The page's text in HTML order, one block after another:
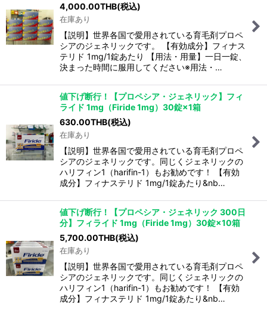
4,000.00THB(税込)
在庫あり
【説明】世界各国で愛用されている育毛剤プロペ
シアのジェネリックです。 【有効成分】フィナス
テリド 1mg/1錠あたり 【用法・用量】一日一錠、
決まった時間に服用してください※用法・…
値下げ断行！【プロペシア・ジェネリック】フィ
ライド 1mg（Firide 1mg）30錠×1箱
630.00THB(税込)
在庫あり
【説明】世界各国で愛用されている育毛剤プロペ
シアのジェネリックです。同じくジェネリックの
ハリフィン1（harifin-1）もお勧めです！ 【有効
成分】フィナステリド 1mg/1錠あたり&nb…
値下げ断行！【プロペシア・ジェネリック 300日
分】フィライド 1mg（Firide 1mg）30錠×10箱
5,700.00THB(税込)
在庫あり
【説明】世界各国で愛用されている育毛剤プロペ
シアのジェネリックです。同じくジェネリックの
ハリフィン1（harifin-1）もお勧めです！ 【有効
成分】フィナステリド 1mg/1錠あたり&nb…